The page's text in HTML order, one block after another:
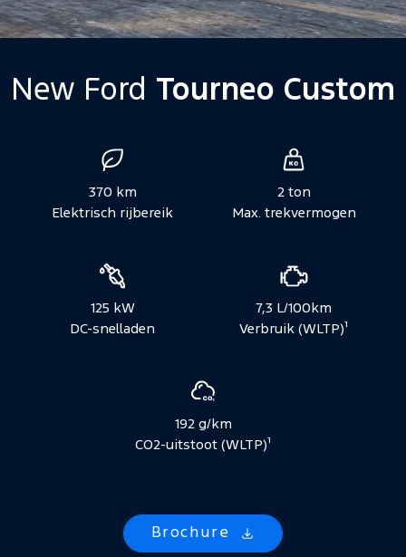
New Ford Tourneo Custom
Voertuigspecificaties
370 km
Elektrisch rijbereik
2 ton
Max. trekvermogen
125 kW
DC-snelladen
7,3 L/100km
Verbruik (WLTP)¹
192 g/km
CO2-uitstoot (WLTP)¹
Brochure